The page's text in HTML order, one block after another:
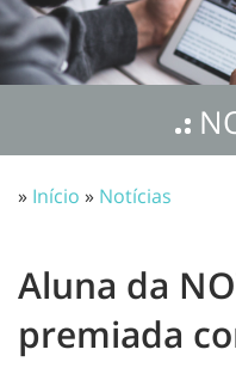
» Início » Notícias
Aluna da
premiada